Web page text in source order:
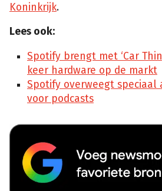
Koninkrijk.
Lees ook:
Spotify brengt met ‘Car
keer hardware op de markt
Spotify overweegt
voor podcasts